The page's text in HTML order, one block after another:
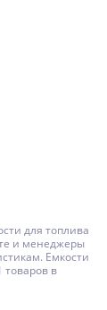
для топлива
и менеджеры
Емкости
товаров в